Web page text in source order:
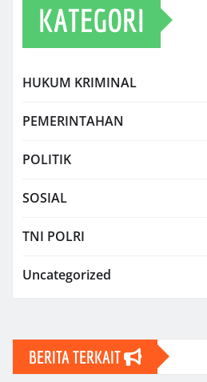
KATEGORI
HUKUM KRIMINAL
PEMERINTAHAN
POLITIK
SOSIAL
TNI POLRI
Uncategorized
BERITA TERKAIT